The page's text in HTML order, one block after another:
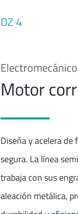
DZ 4
Electromecánico
Motor
Diseña y acelera de
segura. La línea
trabaja con sus
aleación metálica,